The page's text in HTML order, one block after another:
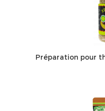
Préparation pour